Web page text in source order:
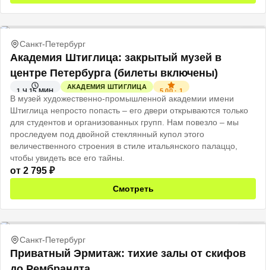
Санкт-Петербург
Академия Штиглица: закрытый музей в
центре Петербурга (билеты включены)
1 Ч 15 МИН
АКАДЕМИЯ ШТИГЛИЦА
5.00· 1
В музей художественно-промышленной академии имени
Штиглица непросто попасть – его двери открываются только
для студентов и организованных групп. Нам повезло – мы
проследуем под двойной стеклянный купол этого
величественного строения в стиле итальянского палаццо,
чтобы увидеть все его тайны.
от 2 795 ₽
Смотреть
Санкт-Петербург
Приватный Эрмитаж: тихие залы от скифов